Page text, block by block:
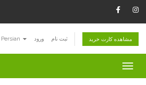
Persian ورود ثبت نام مشاهده کارت خرید